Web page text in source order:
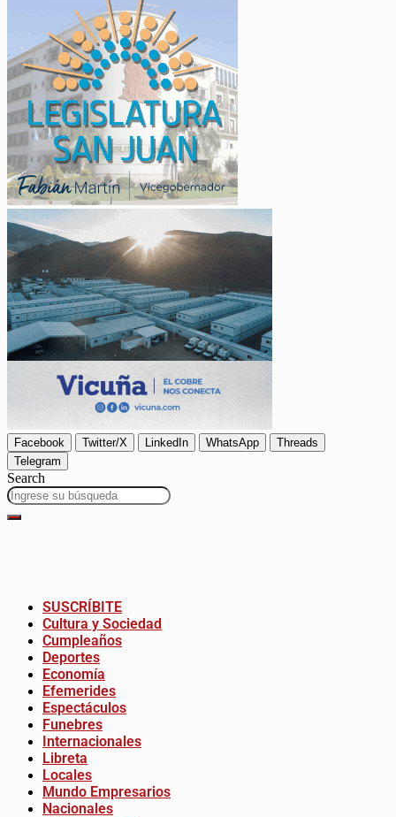
Facebook Twitter/X LinkedIn WhatsApp
Threads
Telegram
Search
SUSCRÍBITE
Cultura y Sociedad
Cumpleaños
Deportes
Economía
Efemerides
Espectáculos
Funebres
Internacionales
Libreta
Locales
Mundo Empresarios
Nacionales